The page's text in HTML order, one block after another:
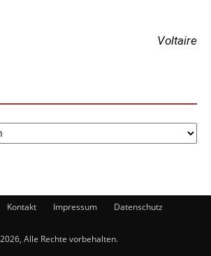
Voltaire
Kontakt Impressum Datenschutz
Alle Rechte vorbehalten.